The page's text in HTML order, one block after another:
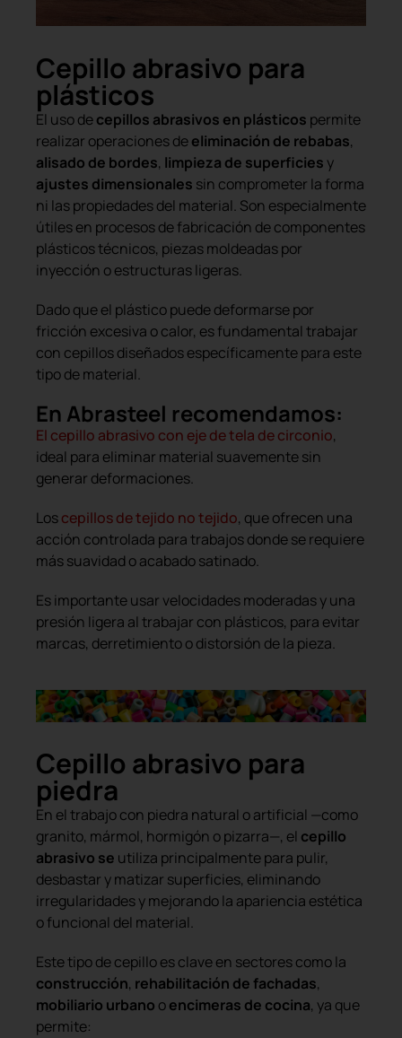
Cepillo abrasivo para
plásticos
El uso decepillos abrasivos en plásticos permite
realizar operaciones deeliminación de rebabas,
alisado de bordes, limpieza de superficies y
ajustes dimensionales sin comprometer la forma
ni las propiedades del material. Son especialmente
útiles en procesos de fabricación de componentes
plásticos técnicos, piezas moldeadas por
inyección o estructuras ligeras.
Dado que el plástico puede deformarse por
fricción excesiva o calor, es fundamental trabajar
con cepillos diseñados específicamente para este
tipo de material.
En Abrasteel recomendamos:
El cepillo abrasivo con eje de tela de circonio,
ideal para eliminar material suavemente sin
generar deformaciones.
Loscepillos de tejido no tejido, que ofrecen una
acción controlada para trabajos donde se requiere
más suavidad o acabado satinado.
Es importante usar velocidades moderadas y una
presión ligera al trabajar con plásticos, para evitar
marcas, derretimiento o distorsión de la pieza.
Cepillo abrasivo para
piedra
En el trabajo con piedra natural o artificial —como
granito, mármol, hormigón o pizarra—, el cepillo
abrasivo se utiliza principalmente para pulir,
desbastar y matizar superficies, eliminando
irregularidades y mejorando la apariencia estética
o funcional del material.
Este tipo de cepillo es clave en sectores como la
construcción, rehabilitación de fachadas,
mobiliario urbano oencimeras de cocina, ya que
permite: